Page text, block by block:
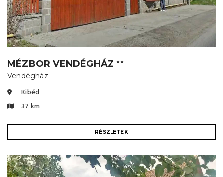
MÉZBOR VENDÉGHÁZ⭐⭐
Vendégház
Kibéd
37 km
RÉSZLETEK